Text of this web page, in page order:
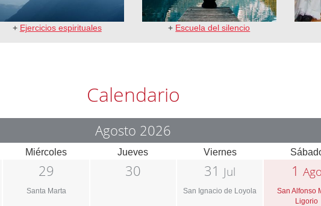
+ Ejercicios espirituales + Escuela del silencio
Calendario
Agosto 2026
Miércoles Jueves Viernes
29
Santa Marta
30 31 Jul
San Ignacio de Loyola
1 Ago
San Alfonso
Ligorio